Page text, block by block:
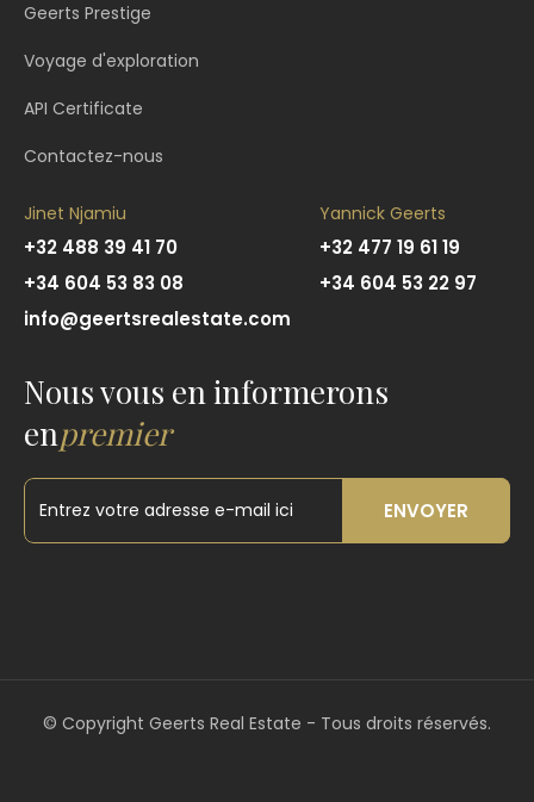
Geerts Prestige
Voyage d'exploration
API Certificate
Contactez-nous
Jinet Njamiu
+32 488 39 41 70
+34 604 53 83 08
info@geertsrealestate.com
Yannick Geerts
+32 477 19 61 19
+34 604 53 22 97
Nous vous en informerons
enpremier
ENVOYER
© Copyright Geerts Real Estate - Tous droits réservés.